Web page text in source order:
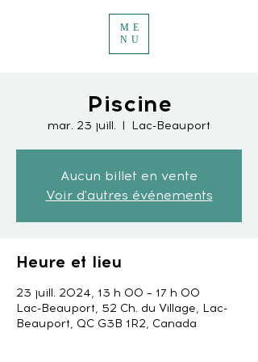
ME
NU
Piscine
mar. 23 juill.
  |
Lac-Beauport
Aucun billet en vente
Voir d'autres événements
Heure et lieu
23 juill. 2024, 13 h 00 – 17 h 00
Lac-Beauport, 52 Ch. du Village, Lac-
Beauport, QC G3B 1R2, Canada